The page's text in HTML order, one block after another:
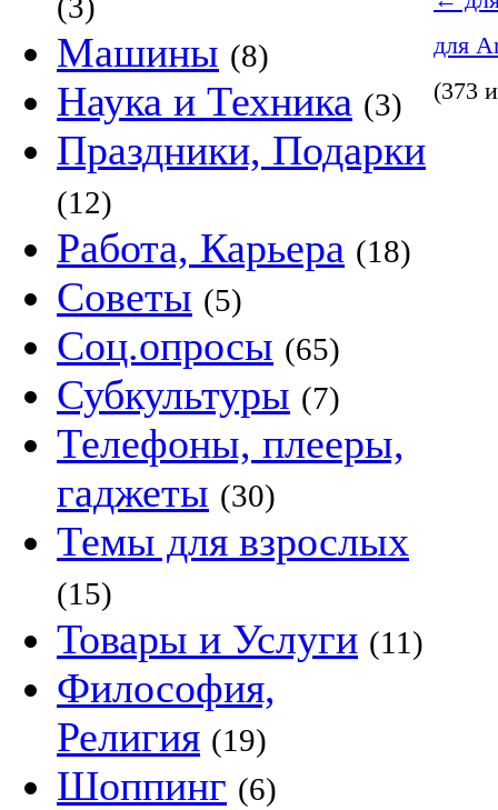
Машины (8)
Наука и Техника (3)
Праздники, Подарки
(12)
Работа, Карьера (18)
Советы (5)
Соц.опросы (65)
Субкультуры (7)
Телефоны, плееры,
гаджеты (30)
Темы для взрослых
(15)
Товары и Услуги (11)
Философия,
Религия (19)
Шоппинг (6)
для
(373